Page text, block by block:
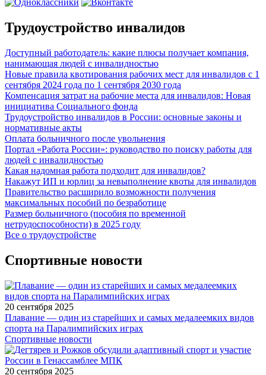
Трудоустройство инвалидов
Доступный работодатель: какие плюсы получает компания,
нанимающая людей с инвалидностью
Новые правила квотирования рабочих мест для инвалидов с 1
сентября 2024 года по 1 сентября 2030 года
Компенсация затрат на рабочие места для инвалидов: Новая
инициатива Социального фонда
Трудоустройство инвалидов в России: основные законы и
нормативные акты
Оплата больничного после увольнения
Портал «Работа России»: руководство по поиску работы для
людей с инвалидностью
Какая надомная работа подходит для инвалидов?
Накажут ИП и юрлиц за невыполнение квоты для инвалидов
Правительство расширило возможности получения
максимальных пособий по безработице
Размер больничного (пособия по временной
нетрудоспособности) в 2025 году
Все о трудоустройстве
Спортивные новости
20 сентября 2025
Плавание — один из старейших и самых медалеемких видов
спорта на Паралимпийских играх
Спортивные новости
20 сентября 2025